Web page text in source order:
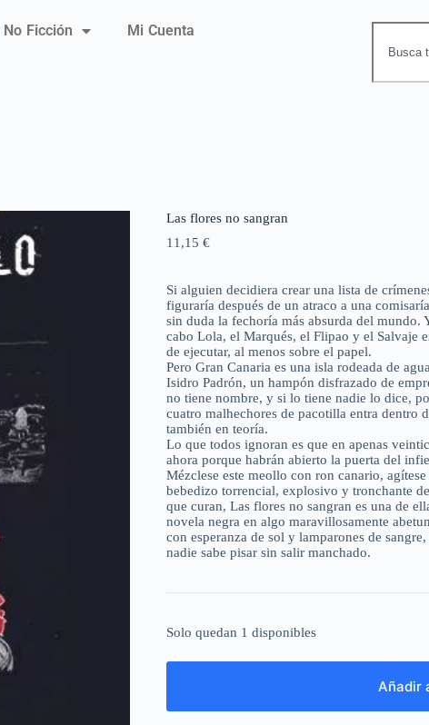
No Ficción Mi Cuenta
Las flores no sangran
11,15 €
Si alguien decidiera crear una lista de
figuraría después de un atraco a una
sin duda la fechoría más absurda del mundo.
cabo Lola, el Marqués, el Flipao y el Salvaje
de ejecutar, al menos sobre el papel.
Pero Gran Canaria es una isla rodeada de
Isidro Padrón, un hampón disfrazado de
no tiene nombre, y si lo tiene nadie lo dice,
cuatro malhechores de pacotilla entra dentro
también en teoría.
Lo que todos ignoran es que en apenas
ahora porque habrán abierto la puerta del
Mézclese este meollo con ron canario,
bebedizo torrencial, explosivo y tronchante
que curan, Las flores no sangran es una de
novela negra en algo maravillosamente
con esperanza de sol y lamparones de
nadie sabe pisar sin salir manchado.
Solo quedan 1 disponibles
Añadir